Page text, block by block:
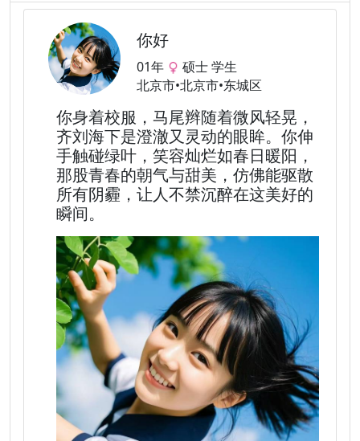
你好
01年
硕士 学生
北京市•北京市•东城区
你身着校服，马尾辫随着微风轻晃，
齐刘海下是澄澈又灵动的眼眸。你伸
手触碰绿叶，笑容灿烂如春日暖阳，
那股青春的朝气与甜美，仿佛能驱散
所有阴霾，让人不禁沉醉在这美好的
瞬间。